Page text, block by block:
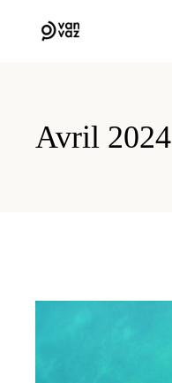
Avril 2024